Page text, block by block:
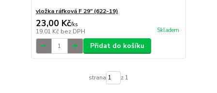
vložka ráfková F 29" (622-19)
23,00 Kč/ks
19,01 Kč bez DPH Skladem
Přidat do košíku
strana z 1